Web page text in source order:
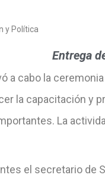
y Política
Entrega
a cabo la
la capacitación y
La
el secretario de